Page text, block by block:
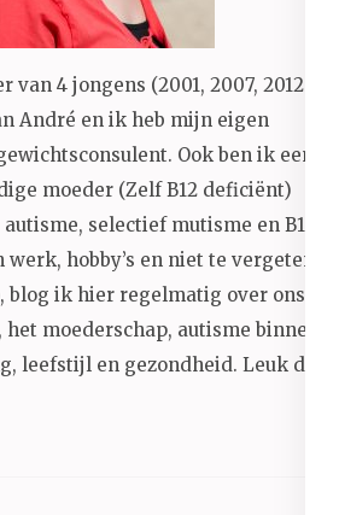
van 4 jongens (2001, 2007, 2012
André en ik heb mijn eigen
Ook ben ik een
moeder (Zelf B12 deficiënt)
selectief mutisme en B12
hobby’s en niet te vergeten
blog ik hier regelmatig over ons
moederschap, autisme binnen
leefstijl en gezondheid. Leuk dat